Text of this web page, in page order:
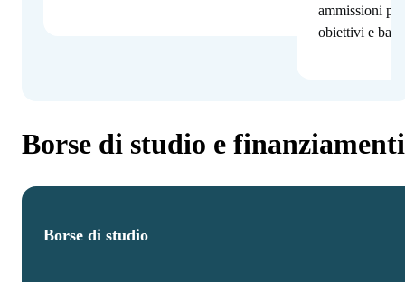
ammissioni
obiettivi e
Borse di studio e finanziamenti
Borse di studio